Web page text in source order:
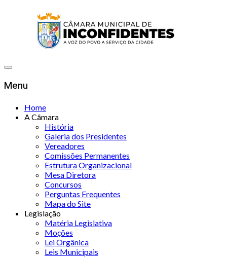
Menu
Home
A Câmara
História
Galeria dos Presidentes
Vereadores
Comissões Permanentes
Estrutura Organizacional
Mesa Diretora
Concursos
Perguntas Frequentes
Mapa do Site
Legislação
Matéria Legislativa
Moções
Lei Orgânica
Leis Municipais